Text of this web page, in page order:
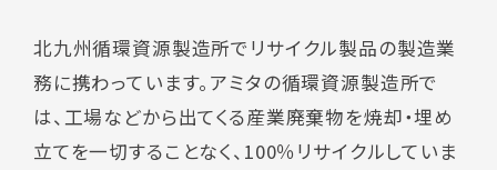
北九州循環資源製造所でリサイクル製品の製造業
務に携わっています。アミタの循環資源製造所で
は、工場などから出てくる産業廃棄物を焼却・埋め
立てを一切することなく、100％リサイクルしていま